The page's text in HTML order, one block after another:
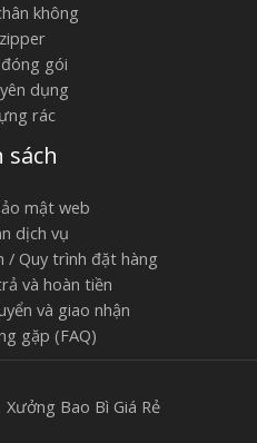
không
gói
dụng
rác
sách
mật web
dịch vụ
/ Quy trình đặt hàng
và hoàn tiền
và giao nhận
gặp (FAQ)
Bao Bì Giá Rẻ